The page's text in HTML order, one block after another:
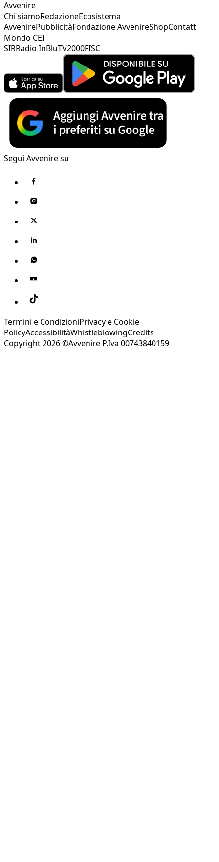
Avvenire
Chi siamoRedazioneEcosistema
AvvenirePubblicitàFondazione AvvenireShopContatti
Mondo CEI
SIRRadio InBluTV2000FISC
Segui Avvenire su
Termini e CondizioniPrivacy e Cookie
PolicyAccessibilitàWhistleblowingCredits
Copyright 2026 ©Avvenire P.Iva 00743840159